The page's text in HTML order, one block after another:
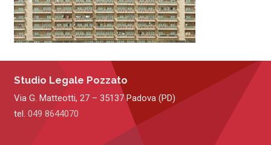
Studio Legale Pozzato
Via G. Matteotti, 27 – 35137 Padova (PD)
tel. 049 8644070